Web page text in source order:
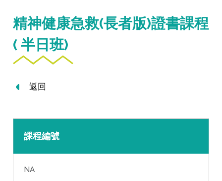
精神健康急救(長者版)證書課程
( 半日班)
返回
課程編號
NA